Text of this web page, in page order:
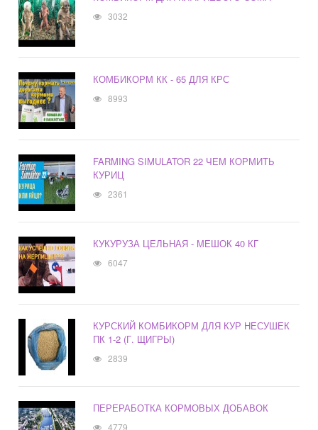
3032
КОМБИКОРМ КК - 65 ДЛЯ КРС
8993
FARMING SIMULATOR 22 ЧЕМ КОРМИТЬ
КУРИЦ
2361
КУКУРУЗА ЦЕЛЬНАЯ - МЕШОК 40 КГ
6047
КУРСКИЙ КОМБИКОРМ ДЛЯ КУР НЕСУШЕК
ПК 1-2 (Г. ЩИГРЫ)
2839
ПЕРЕРАБОТКА КОРМОВЫХ ДОБАВОК
4779